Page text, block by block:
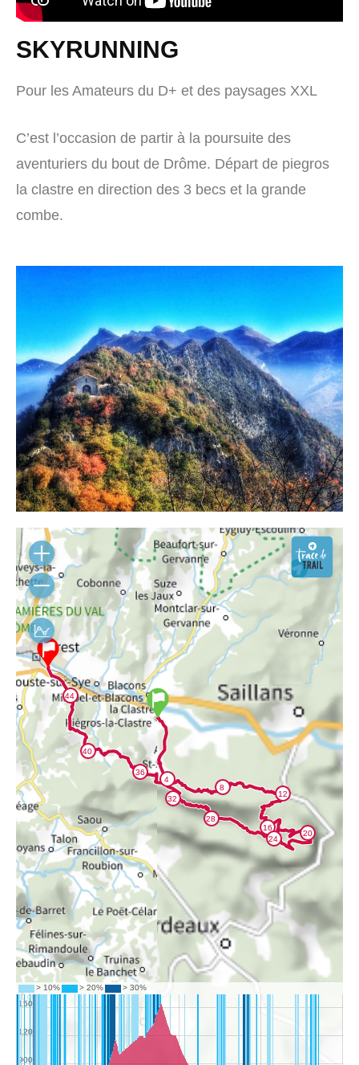
SKYRUNNING
Pour les Amateurs du D+ et des paysages XXL
C’est l’occasion de partir à la poursuite des
aventuriers du bout de Drôme. Départ de piegros
la clastre en direction des 3 becs et la grande
combe.